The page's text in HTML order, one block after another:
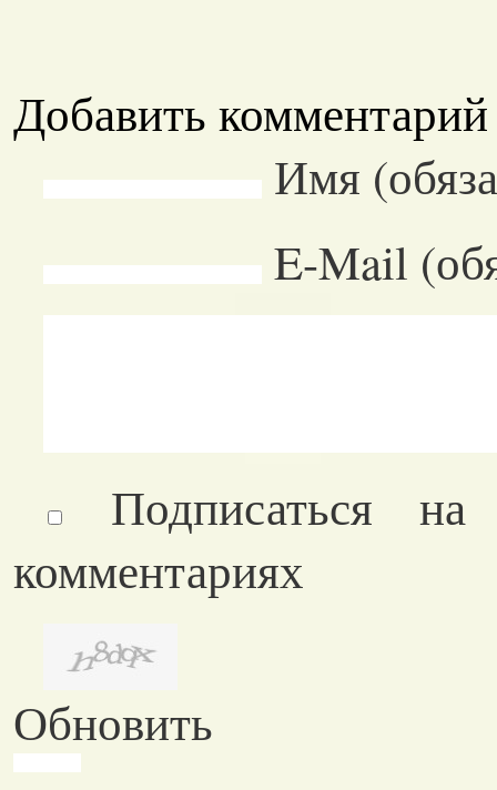
Добавить комментарий
Имя
E-Mail
Подписаться
комментариях
Обновить